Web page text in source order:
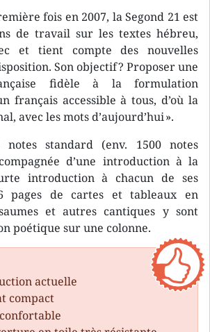
fois en 2007, la Segond 21 est
de travail sur les textes hébreu,
et tient compte des nouvelles
Son objectif ? Proposer une
fidèle à la formulation
français accessible à tous, d’où la
avec les mots d’aujourd’hui ».
notes standard (env. 1500 notes
d’une introduction à la
introduction à chacun de ses
pages de cartes et tableaux en
et autres cantiques y sont
poétique sur une colonne.
actuelle
compact